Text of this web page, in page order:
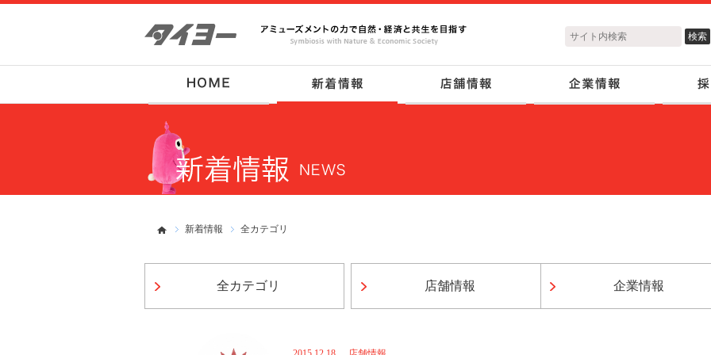
新着情報 全カテゴリ
全カテゴリ 店舗情報 企業情報